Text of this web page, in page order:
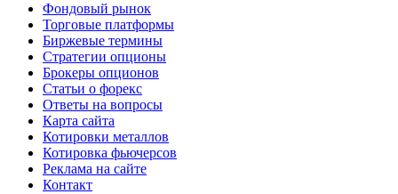
Фондовый рынок
Торговые платформы
Биржевые термины
Стратегии опционы
Брокеры опционов
Статьи о форекс
Ответы на вопросы
Карта сайта
Котировки металлов
Котировка фьючерсов
Реклама на сайте
Контакт